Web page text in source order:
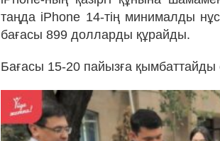
таңда iPhone 14-тің минималды
бағасы 899 долларды құрайды.
Бағасы 15-20 пайызға қымбаттайды